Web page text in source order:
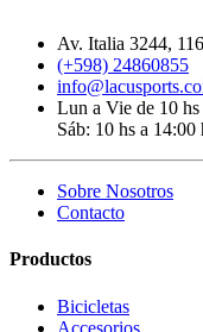
Av. Italia 3244,
(+598) 24860855
Lun a Vie de 10 hs
Sáb: 10 hs a 14:00
Sobre Nosotros
Contacto
Productos
Bicicletas
Accesorios